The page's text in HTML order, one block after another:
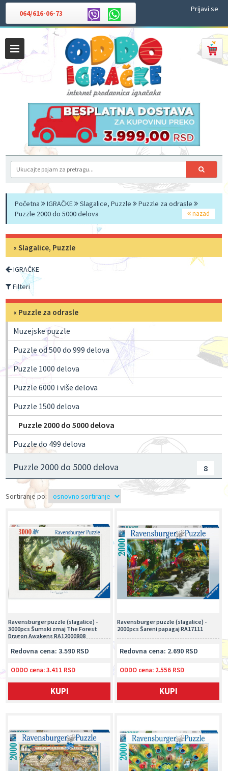
064/616-06-73 Prijavi se
Početna IGRAČKE Slagalice, Puzzle
Puzzle za odrasle
Puzzle 2000 do 5000 delova
nazad
«Slagalice, Puzzle
IGRAČKE
Filteri
« Puzzle za odrasle
Muzejske puzzle
Puzzle od 500 do 999 delova
Puzzle 1000 delova
Puzzle 6000 i više delova
Puzzle 1500 delova
Puzzle 2000 do 5000 delova
Puzzle do 499 delova
Puzzle 2000 do 5000 delova 8
Sortiranje po:
Ravensburger puzzle (slagalice) -
2000pcs Šareni papagaj RA17111
Redovna cena: 2.690 RSD
ODDO cena: 2.556 RSD
KUPI
Ravensburger puzzle (slagalice) -
3000pcs Šumski zmaj The Forest
Dragon Awakens RA12000808
Redovna cena: 3.590 RSD
ODDO cena:3.411 RSD
KUPI